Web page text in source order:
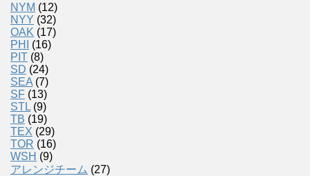
NYM (12)
NYY (32)
OAK (17)
PHI
(16)
PIT (8)
SD (24)
SEA (7)
SF (13)
STL (9)
TB (19)
TEX (29)
TOR (16)
WSH (9)
アレンジチーム (27)